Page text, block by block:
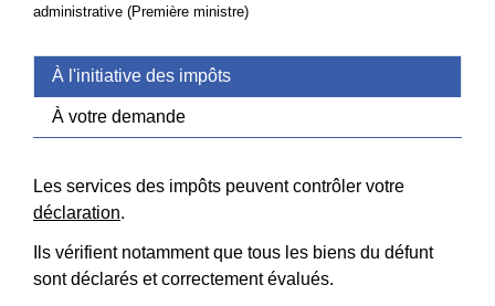
administrative (Première ministre)
À l'initiative des impôts
À votre demande
Les services des impôts peuvent contrôler votre
déclaration.
Ils vérifient notamment que tous les biens du défunt
sont déclarés et correctement évalués.